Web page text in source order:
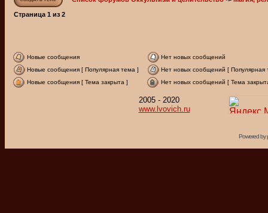
Страница 1 из 2
Новые сообщения
Нет новых сообщений
Новые сообщения [ Популярная тема ]
Нет новых сообщений [ Популярная
Новые сообщения [ Тема закрыта ]
Нет новых сообщений [ Тема
2005 - 2020
www.lvovich.ru
Powered by